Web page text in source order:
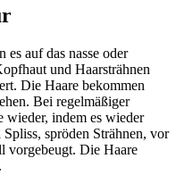
auf das nasse oder
und Haarsträhnen
Die Haare bekommen
Bei regelmäßiger
wieder, indem es wieder
spröden Strähnen, vor
vorgebeugt. Die Haare